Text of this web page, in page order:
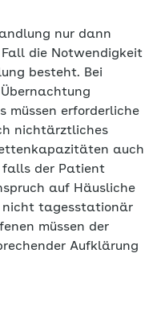
nur dann
die Notwendigkeit
besteht. Bei
müssen erforderliche
nichtärztliches
auch
falls der Patient
auf Häusliche
nicht tagesstationär
müssen der
Aufklärung